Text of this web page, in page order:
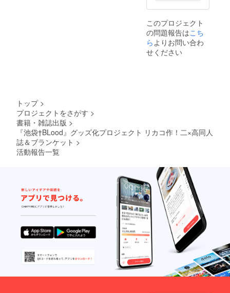
このプロジェクト
の問題報告はこち
らよりお問い合わ
せください
トップ >
プロジェクトをさがす >
書籍・雑誌出版 >
『池袋†BLood』グッズ化プロジェクト リカコ作！二×高同人
誌＆ブランケット >
活動報告一覧